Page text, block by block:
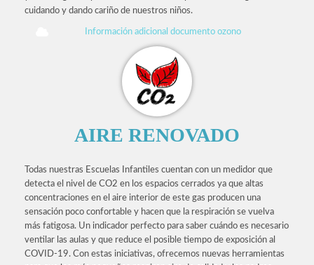
cuidando y dando cariño de nuestros niños.
Información adicional documento ozono
AIRE RENOVADO
Todas nuestras Escuelas Infantiles cuentan con un medidor que
detecta el nivel de CO2 en los espacios cerrados ya que altas
concentraciones en el aire interior de este gas producen una
sensación poco confortable y hacen que la respiración se vuelva
más fatigosa. Un indicador perfecto para saber cuándo es necesario
ventilar las aulas y que reduce el posible tiempo de exposición al
COVID-19. Con estas iniciativas, ofrecemos nuevas herramientas